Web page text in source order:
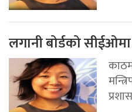
लगानी बोर्डको सीईओमा